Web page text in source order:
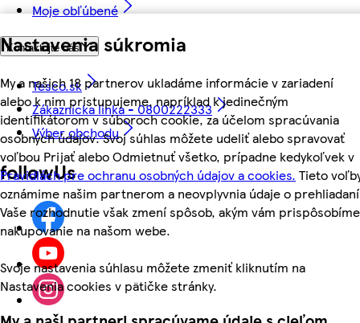
Nastavenia súkromia
My a našich 18 partnerov ukladáme informácie v zariadení
alebo k nim pristupujeme, napríklad k jedinečným
identifikátorom v súboroch cookie, za účelom spracúvania
osobných údajov. Svoj súhlas môžete udeliť alebo spravovať
voľbou Prijať alebo Odmietnuť všetko, prípadne kedykoľvek v
Pravidlách pre ochranu osobných údajov a cookies. Tieto
oznámime našim partnerom a neovplyvnia údaje o
Vaše rozhodnutie však zmení spôsob, akým vám prispôsobíme
nakupovanie na našom webe.
Svoje nastavenia súhlasu môžete zmeniť kliknutím na
Nastavenia cookies v pätičke stránky.
Moje obľúbené
Kontaktujte nás
Tesco.sk
Zákaznícka linka - 0800222333
Výber obchodu
followUs